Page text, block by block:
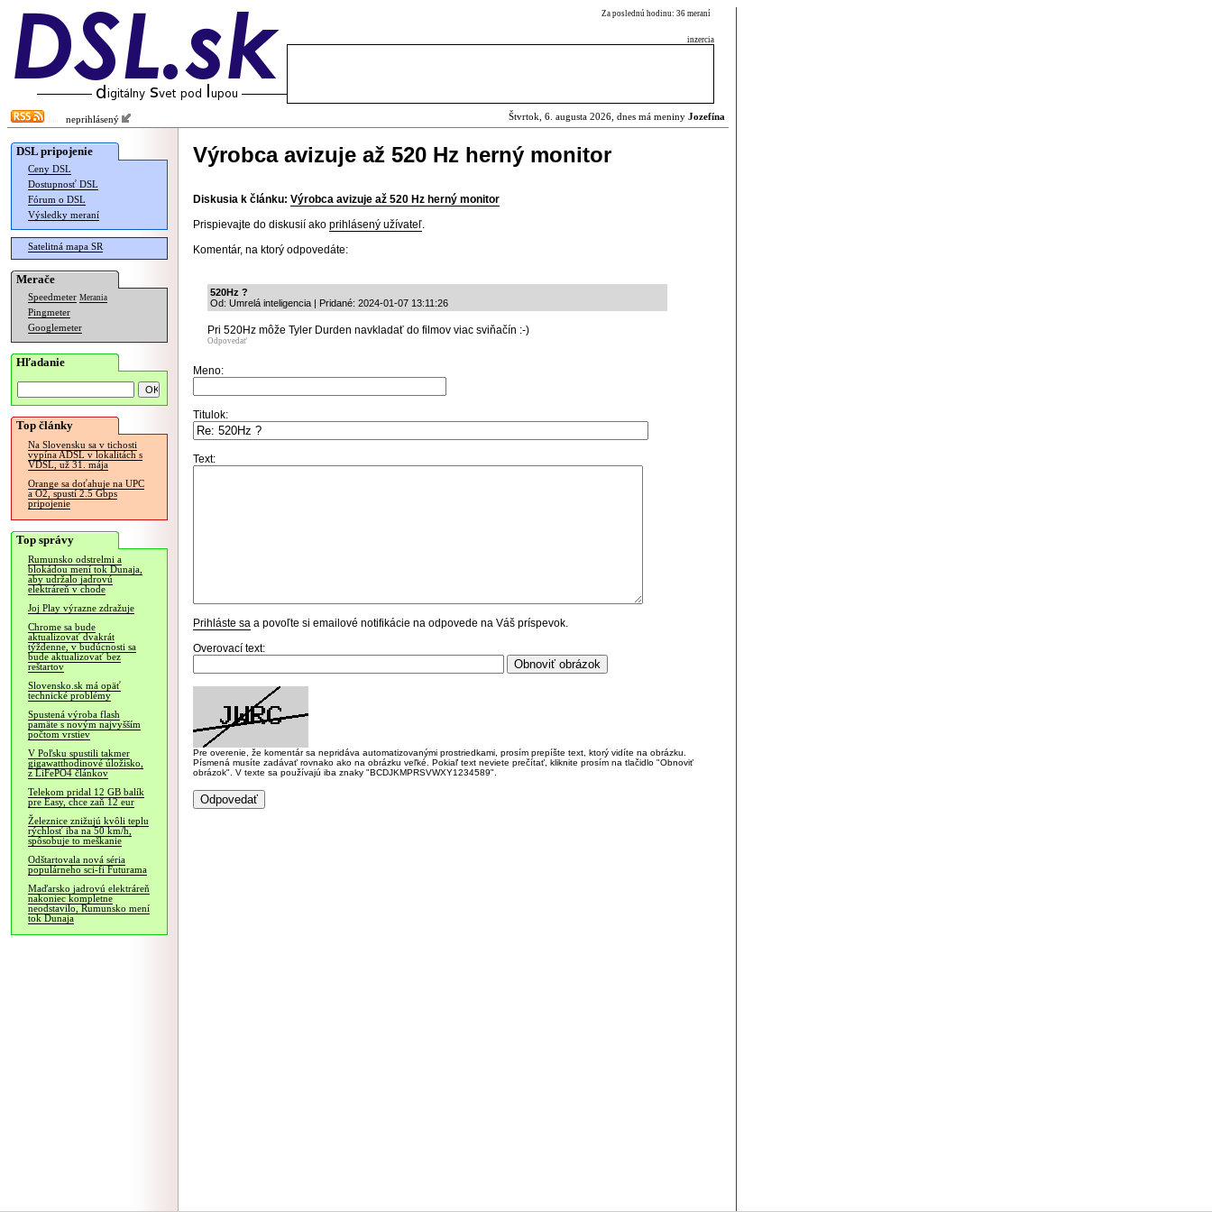
Za poslednú hodinu: 36 meraní
inzercia
neprihlásený Štvrtok, 6. augusta 2026, dnes má meniny Jozefína
DSL pripojenie
Ceny DSL
Dostupnosť DSL
Fórum o DSL
Výsledky meraní
Satelitná mapa SR
Merače
Speedmeter Merania
Pingmeter
Googlemeter
Hľadanie
Top články
Na Slovensku sa v tichosti
vypína ADSL v lokalitách s
VDSL, už 31. mája
Orange sa doťahuje na UPC
a O2, spustí 2.5 Gbps
pripojenie
Top správy
Rumunsko odstrelmi a
blokádou mení tok Dunaja,
aby udržalo jadrovú
elektráreň v chode
Joj Play výrazne zdražuje
Chrome sa bude
aktualizovať dvakrát
týždenne, v budúcnosti sa
bude aktualizovať bez
reštartov
Slovensko.sk má opäť
technické problémy
Spustená výroba flash
pamäte s novým najvyšším
počtom vrstiev
V Poľsku spustili takmer
gigawatthodinové úložisko,
z LiFePO4 článkov
Telekom pridal 12 GB balík
pre Easy, chce zaň 12 eur
Železnice znižujú kvôli teplu
rýchlosť iba na 50 km/h,
spôsobuje to meškanie
Odštartovala nová séria
populárneho sci-fi Futurama
Maďarsko jadrovú elektráreň
nakoniec kompletne
neodstavilo, Rumunsko mení
tok Dunaja
Výrobca avizuje až 520 Hz herný monitor
Diskusia k článku: Výrobca avizuje až 520 Hz herný monitor
Prispievajte do diskusií ako prihlásený užívateľ.
Komentár, na ktorý odpovedáte:
520Hz ?
Od: Umrelá inteligencia | Pridané: 2024-01-07 13:11:26
Pri 520Hz môže Tyler Durden navkladať do filmov viac sviňačín :-)
Odpovedať
Meno:
Titulok:
Text:
Prihláste sa a povoľte si emailové notifikácie na odpovede na Váš príspevok.
Overovací text:
Pre overenie, že komentár sa nepridáva automatizovanými prostriedkami, prosím prepíšte text, ktorý vidíte na obrázku.
Písmená musíte zadávať rovnako ako na obrázku veľké. Pokiaľ text neviete prečítať, kliknite prosím na tlačidlo "Obnoviť
obrázok". V texte sa používajú iba znaky "BCDJKMPRSVWXY1234589".